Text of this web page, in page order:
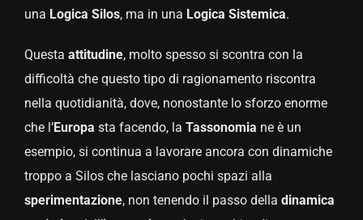
una Logica Silos, ma in una Logica Sistemica.
Questa attitudine, molto spesso si scontra con la
difficoltà che questo tipo di ragionamento riscontra
nella quotidianità, dove, nonostante lo sforzo enorme
che l’Europa sta facendo, la Tassonomia ne è un
esempio, si continua a lavorare ancora con dinamiche
troppo a Silos che lasciano pochi spazi alla
sperimentazione, non tenendo il passo della dinamica